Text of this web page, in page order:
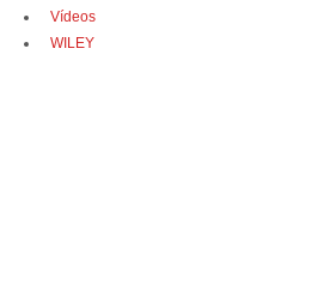
Vídeos
WILEY